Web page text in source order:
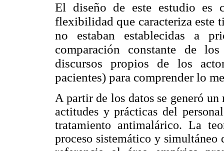
El diseño de este estudio es
flexibilidad que caracteriza este
no estaban establecidas a
comparación constante de
discursos propios de los
pacientes) para comprender lo
A partir de los datos se generó
actitudes y prácticas del
tratamiento antimalárico. La
proceso sistemático y simultáneo